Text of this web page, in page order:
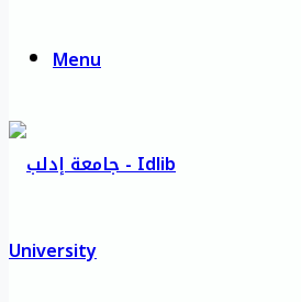
Menu